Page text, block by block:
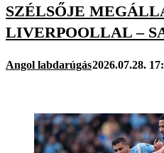
SZÉLSŐJE
LIVERPOOLLAL –
Angol labdarúgás2026.07.28.